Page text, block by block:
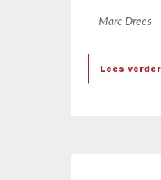
Marc Drees
Lees verder